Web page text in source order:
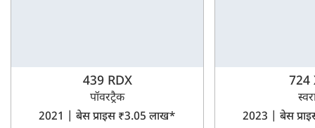
439 RDX
पॉवरट्रैक
2021 | बेस प्राइस ₹3.05 लाख*
724
2023 | बेस